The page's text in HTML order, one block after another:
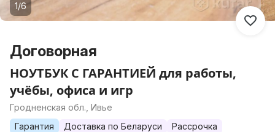
1/6
Договорная
НОУТБУК С ГАРАНТИЕЙ для работы,
учёбы, офиса и игр
Гродненская обл., Ивье
Гарантия
Доставка по Беларуси Рассрочка